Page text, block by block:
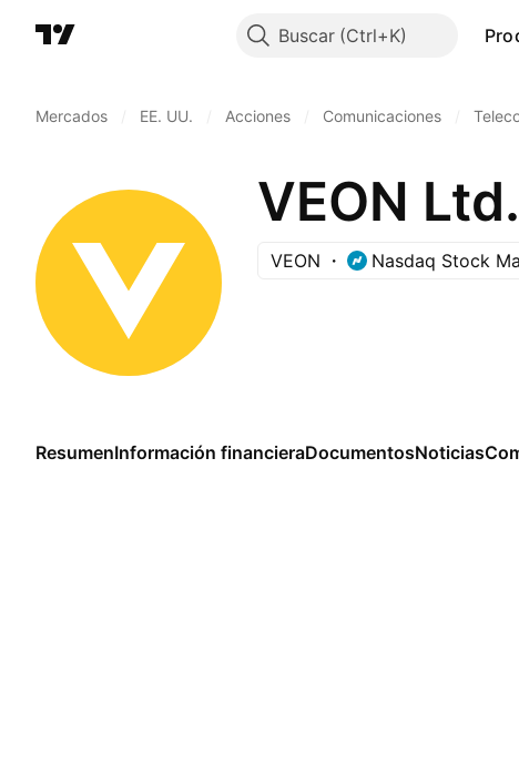
Buscar
Mercados EE. UU. Acciones Comunicaciones
VEON Ltd.
VEON Nasdaq Stock
ResumenInformación financieraDocumentosNoticias